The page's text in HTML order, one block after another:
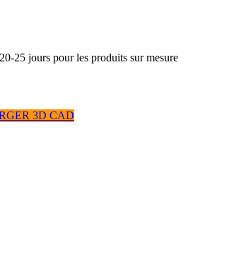
25 jours pour les produits sur mesure
3D CAD